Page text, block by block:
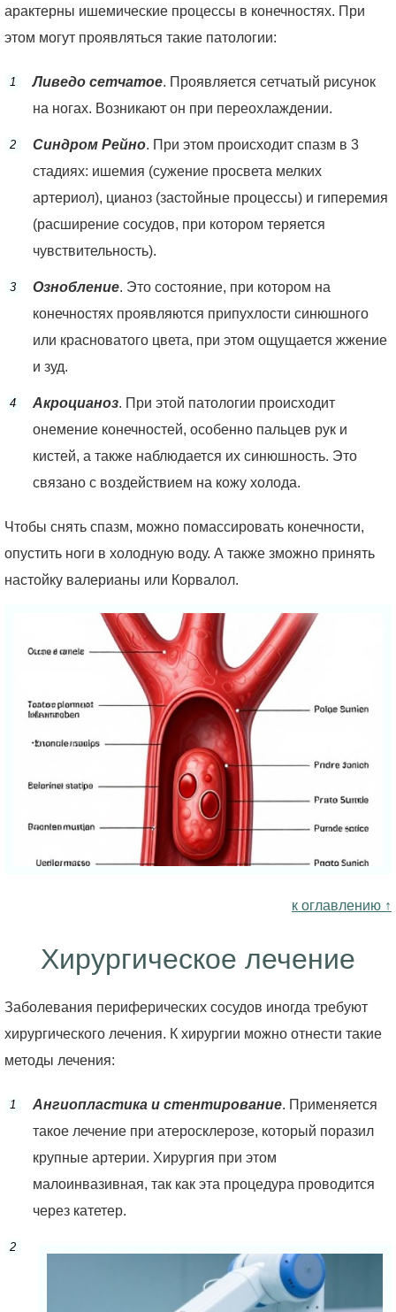
арактерны ишемические процессы в конечностях. При
этом могут проявляться такие патологии:
Ливедо сетчатое. Проявляется сетчатый рисунок
на ногах. Возникают он при переохлаждении.
Синдром Рейно. При этом происходит спазм в 3
стадиях: ишемия (сужение просвета мелких
артериол), цианоз (застойные процессы) и гиперемия
(расширение сосудов, при котором теряется
чувствительность).
Ознобление. Это состояние, при котором на
конечностях проявляются припухлости синюшного
или красноватого цвета, при этом ощущается жжение
и зуд.
Акроцианоз. При этой патологии происходит
онемение конечностей, особенно пальцев рук и
кистей, а также наблюдается их синюшность. Это
связано с воздействием на кожу холода.
Чтобы снять спазм, можно помассировать конечности,
опустить ноги в холодную воду. А также зможно принять
настойку валерианы или Корвалол.
к оглавлению ↑
Хирургическое лечение
Заболевания периферических сосудов иногда требуют
хирургического лечения. К хирургии можно отнести такие
методы лечения:
Ангиопластика и стентирование. Применяется
такое лечение при атеросклерозе, который поразил
крупные артерии. Хирургия при этом
малоинвазивная, так как эта процедура проводится
через катетер.